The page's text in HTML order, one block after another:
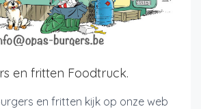
en fritten Foodtruck.
en fritten kijk op onze web